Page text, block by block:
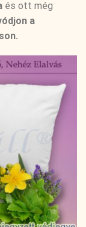
és ott még
a